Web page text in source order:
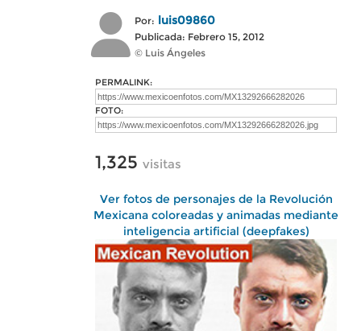
Por: luis09860
Publicada: Febrero 15, 2012
© Luis Ángeles
PERMALINK:
FOTO:
1,325 visitas
Ver fotos de personajes de la Revolución
Mexicana coloreadas y animadas mediante
inteligencia artificial (deepfakes)